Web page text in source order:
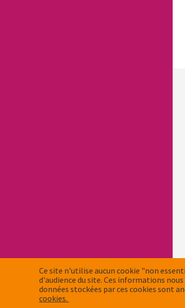
Ce site n'utilise aucun cookie "non
d'audience du site. Ces informations
données stockées par ces cookies sont
cookies.